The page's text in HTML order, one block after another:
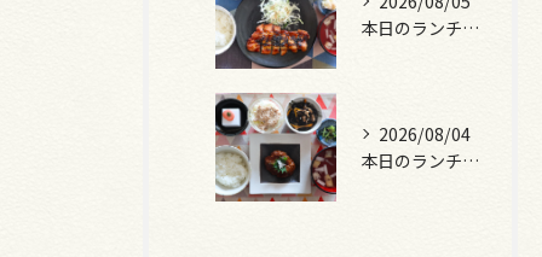
本日のランチは、ロース豚カツ梅はさみ！
2026/08/04
本日のランチは、煮込みハンバーグ！